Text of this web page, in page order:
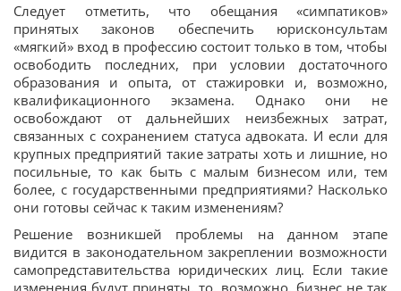
Следует отметить, что обещания «симпатиков»
принятых законов обеспечить юрисконсультам
«мягкий» вход в профессию состоит только в том, чтобы
освободить последних, при условии достаточного
образования и опыта, от стажировки и, возможно,
квалификационного экзамена. Однако они не
освобождают от дальнейших неизбежных затрат,
связанных с сохранением статуса адвоката. И если для
крупных предприятий такие затраты хоть и лишние, но
посильные, то как быть с малым бизнесом или, тем
более, с государственными предприятиями? Насколько
они готовы сейчас к таким изменениям?
Решение возникшей проблемы на данном этапе
видится в законодательном закреплении возможности
самопредставительства юридических лиц. Если такие
изменения будут приняты, то, возможно, бизнес не так